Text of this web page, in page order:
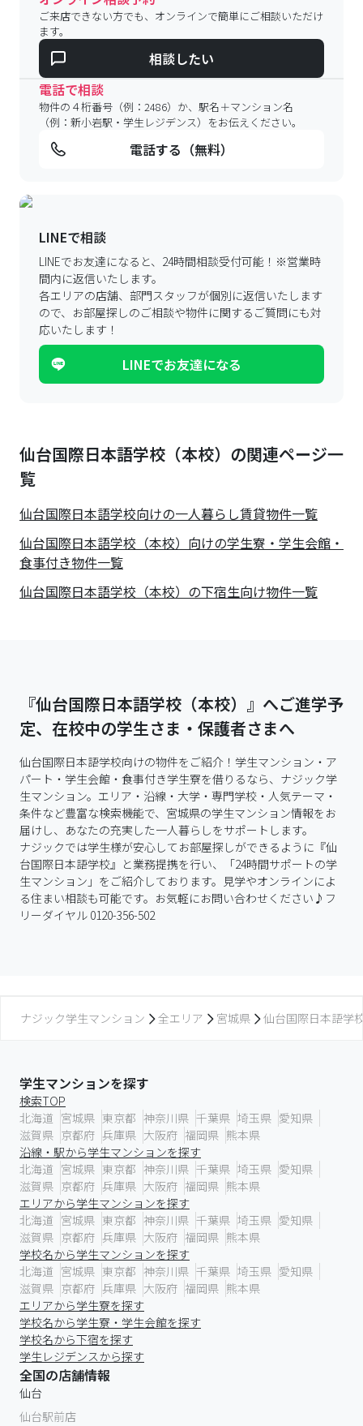
ご来店できない方でも、オンラインで簡単にご相談いただけ
ます。
相談したい
電話で相談
物件の４桁番号（例：2486）か、駅名＋マンション名
（例：新小岩駅・学生レジデンス）をお伝えください。
電話する（無料）
LINEで相談
LINEでお友達になると、24時間相談受付可能！ ※営業時
間内に返信いたします。
各エリアの店舗、部門スタッフが個別に返信いたします
ので、 お部屋探しのご相談や物件に関するご質問にも対
応いたします！
LINEでお友達になる
仙台国際日本語学校（本校）の関連ページ一
覧
仙台国際日本語学校向けの一人暮らし賃貸物件一覧
仙台国際日本語学校（本校）向けの学生寮・学生会館・
食事付き物件一覧
仙台国際日本語学校（本校）の下宿生向け物件一覧
『仙台国際日本語学校（本校）』へご進学予
定、在校中の学生さま・保護者さまへ
仙台国際日本語学校向けの物件をご紹介！学生マンション・ア
パート・学生会館・食事付き学生寮を借りるなら、ナジック学
生マンション。エリア・沿線・大学・専門学校・人気テーマ・
条件など豊富な検索機能で、宮城県の学生マンション情報をお
届けし、あなたの充実した一人暮らしをサポートします。
ナジックでは学生様が安心してお部屋探しができるように『仙
台国際日本語学校』と業務提携を行い、「24時間サポートの学
生マンション」をご紹介しております。見学やオンラインによ
る住まい相談も可能です。お気軽にお問い合わせください♪フ
リーダイヤル 0120-356-502
ナジック学生マンション 全エリア 宮城県 仙台国際日本語学
学生マンションを探す
検索TOP
北海道 宮城県 東京都 神奈川県 千葉県 埼玉県 愛知県
滋賀県 京都府 兵庫県 大阪府 福岡県 熊本県
沿線・駅から学生マンションを探す
北海道 宮城県 東京都 神奈川県 千葉県 埼玉県 愛知県
滋賀県 京都府 兵庫県 大阪府 福岡県 熊本県
エリアから学生マンションを探す
北海道 宮城県 東京都 神奈川県 千葉県 埼玉県 愛知県
滋賀県 京都府 兵庫県 大阪府 福岡県 熊本県
学校名から学生マンションを探す
北海道 宮城県 東京都 神奈川県 千葉県 埼玉県 愛知県
滋賀県 京都府 兵庫県 大阪府 福岡県 熊本県
エリアから学生寮を探す
学校名から学生寮・学生会館を探す
学校名から下宿を探す
学生レジデンスから探す
全国の店舗情報
仙台
仙台駅前店